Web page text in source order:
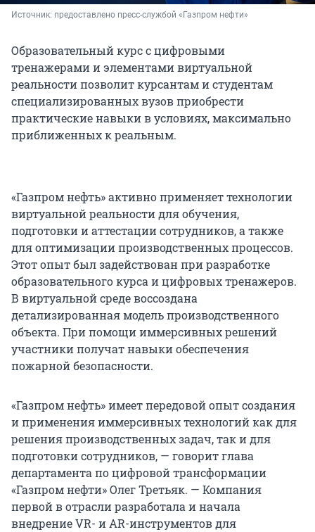
Источник: предоставлено пресс-службой «Газпром нефти»
Образовательный курс с цифровыми
тренажерами и элементами виртуальной
реальности позволит курсантам и студентам
специализированных вузов приобрести
практические навыки в условиях, максимально
приближенных к реальным.
«Газпром нефть» активно применяет технологии
виртуальной реальности для обучения,
подготовки и аттестации сотрудников, а также
для оптимизации производственных процессов.
Этот опыт был задействован при разработке
образовательного курса и цифровых тренажеров.
В виртуальной среде воссоздана
детализированная модель производственного
объекта. При помощи иммерсивных решений
участники получат навыки обеспечения
пожарной безопасности.
«Газпром нефть» имеет передовой опыт создания
и применения иммерсивных технологий как для
решения производственных задач, так и для
подготовки сотрудников, — говорит глава
департамента по цифровой трансформации
«Газпром нефти» Олег Третьяк. — Компания
первой в отрасли разработала и начала
внедрение VR- и AR-инструментов для